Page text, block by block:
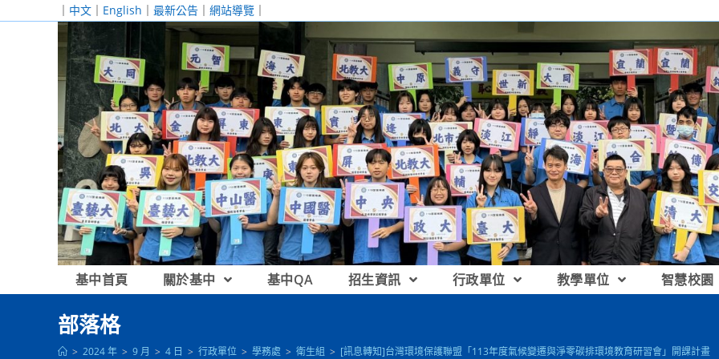
｜ 中文 ｜ English ｜ 最新公告 ｜ 網站導覽 ｜
基中首頁 關於基中 基中QA 招生資訊 行政單位 教學單位 智慧校園
部落格
> 2024 年 > 9 月 > 4 日 > 行政單位 > 學務處 > 衛生組 > [訊息轉知]台灣環境保護聯盟「113年度氣候變遷與淨零碳排環境教育研習會」開課計畫